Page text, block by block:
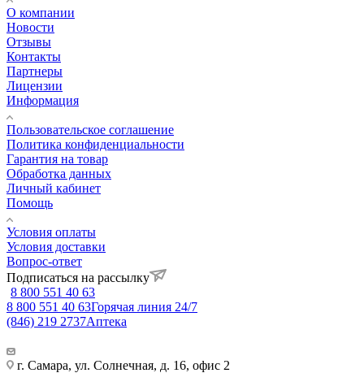
О компании
Новости
Отзывы
Контакты
Партнеры
Лицензии
Информация
Пользовательское соглашение
Политика конфиденциальности
Гарантия на товар
Обработка данных
Личный кабинет
Помощь
Условия оплаты
Условия доставки
Вопрос-ответ
Подписаться на рассылку
8 800 551 40 63
8 800 551 40 63Горячая линия 24/7
(846) 219 2737Аптека
г. Самара, ул. Солнечная, д. 16, офис 2